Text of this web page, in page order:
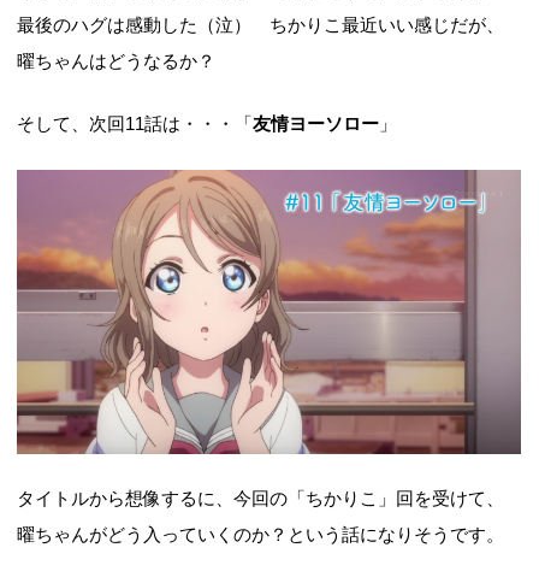
最後のハグは感動した（泣） ちかりこ最近いい感じだが、
曜ちゃんはどうなるか？
そして、次回11話は・・・「友情ヨーソロー 」
タイトルから想像するに、今回の「ちかりこ」回を受けて、
曜ちゃんがどう入っていくのか？という話になりそうです。